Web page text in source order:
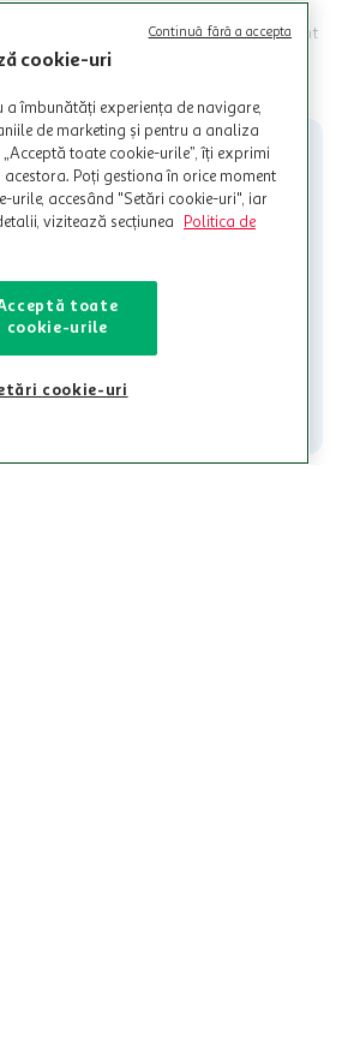
Ofertele MyCLUB Auchan sunt
disponibile. Beneficiile se acorda in
in legatura cu magazinele Auchan
promotionale indicate de Auchan si
cu alti comercianți sau pentru alte
in Termene si Conditii. Auchan
utilizarii Cardului in perioada in
sau in perioada in care sunt efectuate
la sistemul de utilizarea al Cardului.
mereu la dispozitie.
contact@auchan.ro
Contact
cookie-uri
a îmbunătăți experiența de navigare,
de marketing și pentru a analiza
toate cookie-urile”, îți exprimi
Poți gestiona în orice moment
urile, accesând "Setări cookie-uri", iar
vizitează secțiunea
Politica de
toate
cookie-urile
cookie-uri
Continuă fără a accepta